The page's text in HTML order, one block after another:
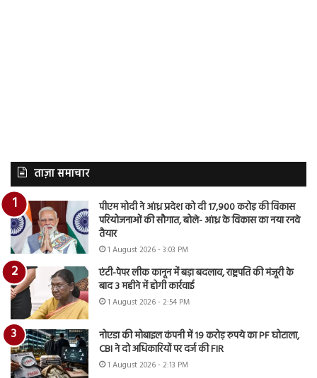
ताज़ा समाचार
पीएम मोदी ने आंध्र प्रदेश को दी 17,900 करोड़ की विकास
परियोजनाओं की सौगात, बोले- आंध्र के विकास का नया रनवे
तैयार
1 August 2026 - 3:03 PM
एंटी-पेपर लीक कानून में बड़ा बदलाव, राष्ट्रपति की मंजूरी के
बाद 3 महीने में होगी कार्रवाई
1 August 2026 - 2:54 PM
नोएडा की मोबाइल कंपनी में 19 करोड़ रुपये का PF घोटाला,
CBI ने दो अधिकारियों पर दर्ज की FIR
1 August 2026 - 2:13 PM